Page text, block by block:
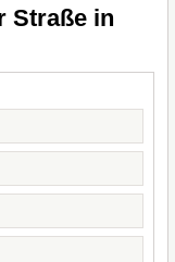
Straße in